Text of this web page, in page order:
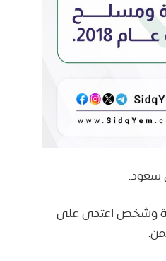
سعود.
أمنية سعودية وشخص اعتدى على